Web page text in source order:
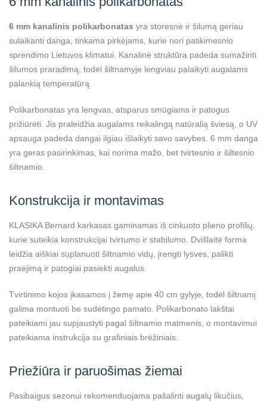
6 mm kanalinis polikarbonatas yra storesnė ir šilumą geriau
sulaikanti danga, tinkama pirkėjams, kurie nori patikimesnio
sprendimo Lietuvos klimatui. Kanalinė struktūra padeda sumažinti
šilumos praradimą, todėl šiltnamyje lengviau palaikyti augalams
palankią temperatūrą.
Polikarbonatas yra lengvas, atsparus smūgiams ir patogus
prižiūrėti. Jis praleidžia augalams reikalingą natūralią šviesą, o UV
apsauga padeda dangai ilgiau išlaikyti savo savybes. 6 mm danga
yra geras pasirinkimas, kai norima mažo, bet tvirtesnio ir šiltesnio
šiltnamio.
Konstrukcija ir montavimas
KLASIKA Bernard karkasas gaminamas iš cinkuoto plieno profilių,
kurie suteikia konstrukcijai tvirtumo ir stabilumo. Dvišlaitė forma
leidžia aiškiai suplanuoti šiltnamio vidų, įrengti lysves, palikti
praėjimą ir patogiai pasiekti augalus.
Tvirtinimo kojos įkasamos į žemę apie 40 cm gylyje, todėl šiltnamį
galima montuoti be sudėtingo pamato. Polikarbonato lakštai
pateikiami jau supjaustyti pagal šiltnamio matmenis, o montavimui
pateikiama instrukcija su grafiniais brėžiniais.
Priežiūra ir paruošimas žiemai
Pasibaigus sezonui rekomenduojama pašalinti augalų likučius,